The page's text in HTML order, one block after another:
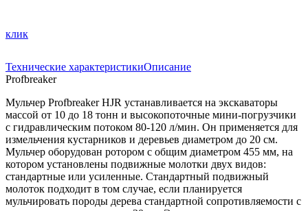
клик
Технические характеристикиОписание
Profbreaker
Мульчер Profbreaker HJR устанавливается на экскаваторы
массой от 10 до 18 тонн и высокопоточные мини-погрузчики
с гидравлическим потоком 80-120 л/мин. Он применяется для
измельчения кустарников и деревьев диаметром до 20 см.
Мульчер оборудован ротором с общим диаметром 455 мм, на
котором установлены подвижные молотки двух видов:
стандартные или усиленные. Стандартный подвижный
молоток подходит в том случае, если планируется
мульчировать породы дерева стандартной сопротивляемости с